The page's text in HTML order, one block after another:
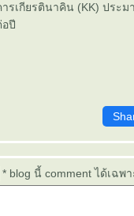
รเกียรตินาคิน (KK) ประ
ปี
* blog นี้ comment ได้เฉพ